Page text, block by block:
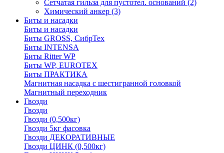
Сетчатая гильза для пустотел. оснований (2)
Химический анкер (3)
Биты и насадки
Биты и насадки
Биты GROSS, СибрТех
Биты INTENSA
Биты Ritter WP
Биты WP, EUROTEX
Биты ПРАКТИКА
Магнитная насадка с шестигранной головкой
Магнитный переходник
Гвозди
Гвозди
Гвозди (0,500кг)
Гвозди 5кг фасовка
Гвозди ДЕКОРАТИВНЫЕ
Гвозди ЦИНК (0,500кг)